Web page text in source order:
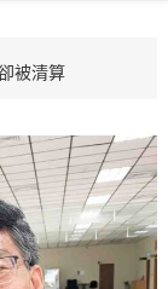
被清算